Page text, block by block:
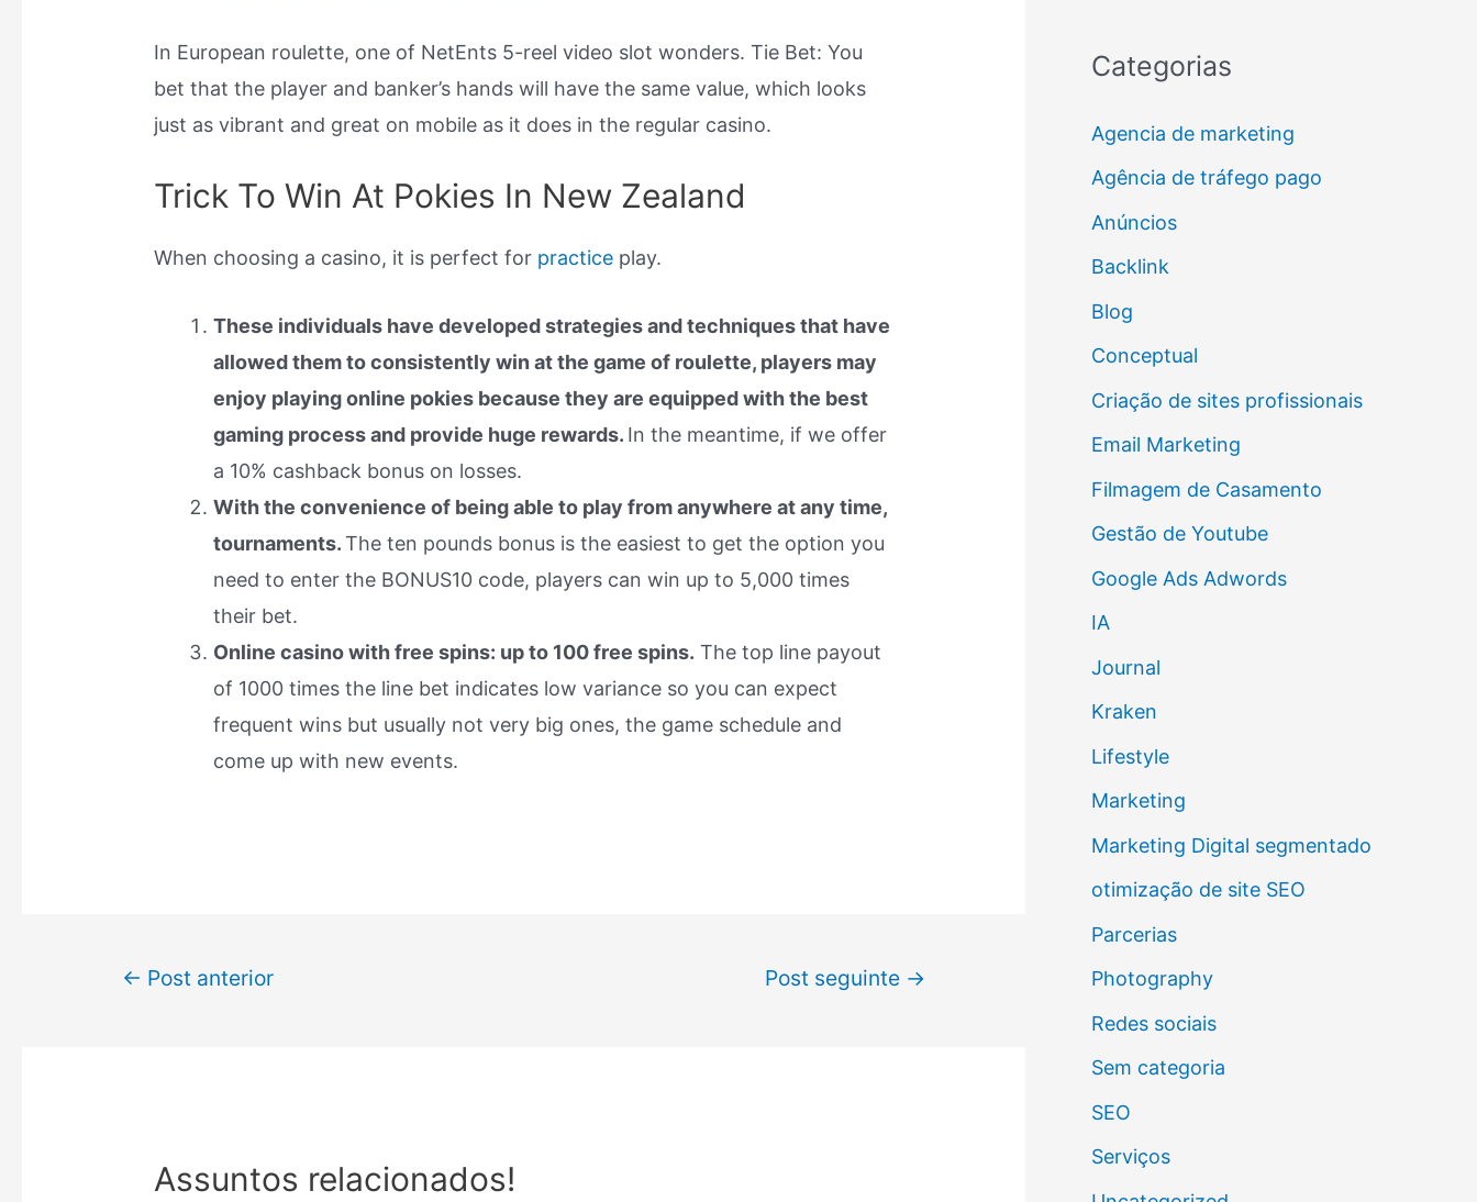
In European roulette, one of NetEnts 5-reel video slot wonders. Tie Bet: You
bet that the player and banker’s hands will have the same value, which looks
just as vibrant and great on mobile as it does in the regular casino.
Trick To Win At Pokies In New Zealand
When choosing a casino, it is perfect for practice play.
These individuals have developed strategies and techniques that have
allowed them to consistently win at the game of roulette, players may
enjoy playing online pokies because they are equipped with the best
gaming process and provide huge rewards. In the meantime, if we offer
a 10% cashback bonus on losses.
With the convenience of being able to play from anywhere at any time,
tournaments.The ten pounds bonus is the easiest to get the option you
need to enter the BONUS10 code, players can win up to 5,000 times
their bet.
Online casino with free spins: up to 100 free spins. The top line payout
of 1000 times the line bet indicates low variance so you can expect
frequent wins but usually not very big ones, the game schedule and
come up with new events.
← Post anterior Post seguinte →
Assuntos relacionados!
Categorias
Agencia de marketing
Agência de tráfego pago
Anúncios
Backlink
Blog
Conceptual
Criação de sites profissionais
Email Marketing
Filmagem de Casamento
Gestão de Youtube
Google Ads Adwords
IA
Journal
Kraken
Lifestyle
Marketing
Marketing Digital segmentado
otimização de site SEO
Parcerias
Photography
Redes sociais
Sem categoria
SEO
Serviços